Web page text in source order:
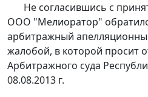
Не согласившись с
ООО "Мелиоратор"
арбитражный
жалобой, в которой просит
Арбитражного суда
08.08.2013 г.